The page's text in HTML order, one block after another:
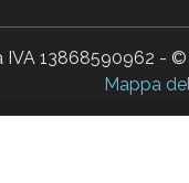
13868590962 -
Mappa